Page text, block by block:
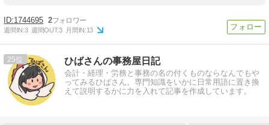
1744695 2
週間IN:3 週間OUT:3 月間IN:13
25 ひばさんの事務屋日記
会計・経理・労務と事務の名の付くものならなんでもや
ってみるひばさん。専門知識をいかに日常用語に置き換
えて説明するかに力を入れて記事を作成しています。